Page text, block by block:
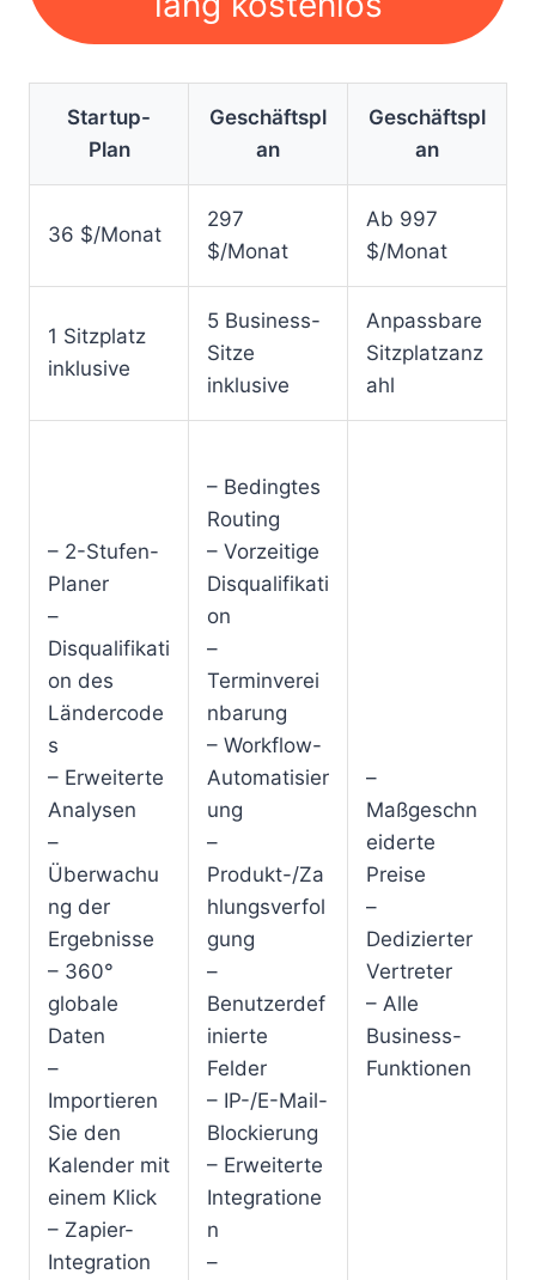
Startup-
Plan
Geschäftspl
an
Geschäftspl
an
36 $/Monat
297
$/Monat
Ab 997
$/Monat
1 Sitzplatz
inklusive
5 Business-
Sitze
inklusive
Anpassbare
Sitzplatzanz
ahl
– 2-Stufen-
Planer
–
Disqualifikati
on des
Ländercode
s
– Erweiterte
Analysen
–
Überwachu
ng der
Ergebnisse
– 360°
globale
Daten
–
Importieren
Sie den
Kalender mit
einem Klick
– Zapier-
Integration
– Bedingtes
Routing
– Vorzeitige
Disqualifikati
on
–
Terminverei
nbarung
– Workflow-
Automatisier
ung
–
Produkt-/Za
hlungsverfol
gung
–
Benutzerdef
inierte
Felder
– IP-/E-Mail-
Blockierung
– Erweiterte
Integratione
n
–
–
Maßgeschn
eiderte
Preise
–
Dedizierter
Vertreter
– Alle
Business-
Funktionen